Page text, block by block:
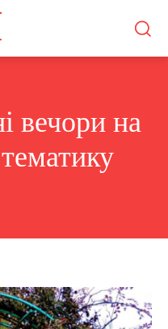
вечори на